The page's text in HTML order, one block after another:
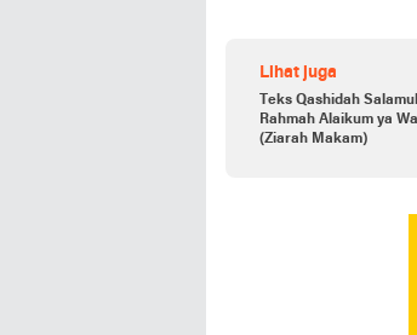
Lihat juga
Teks Qashidah
Rahmah Alaikum ya
(Ziarah Makam)